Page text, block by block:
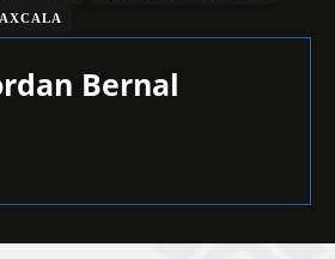
Bernal